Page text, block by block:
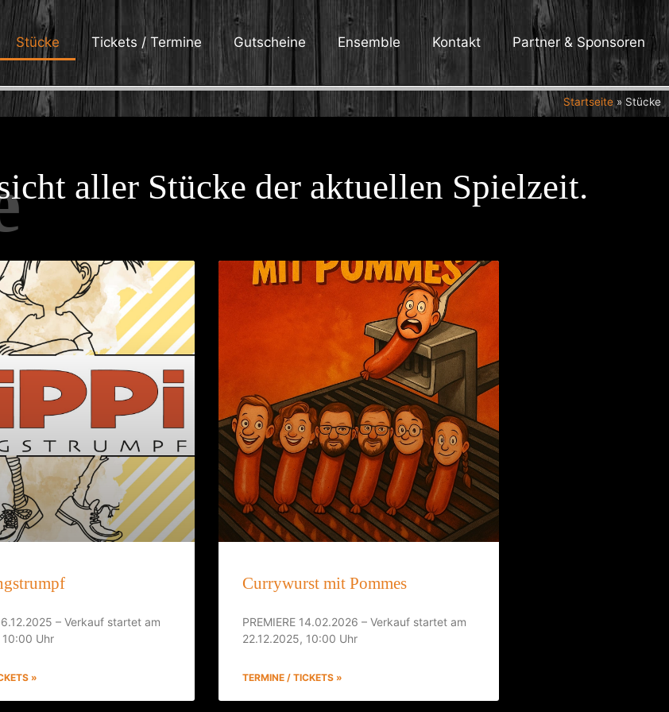
Stücke Tickets / Termine Gutscheine Ensemble Kontakt Partner & Sponsoren
Startseite» Stücke
aller Stücke der aktuellen Spielzeit.
– Verkauf startet am
Uhr
»
Currywurst mit Pommes
PREMIERE 14.02.2026 – Verkauf startet am
22.12.2025, 10:00 Uhr
TERMINE / TICKETS »